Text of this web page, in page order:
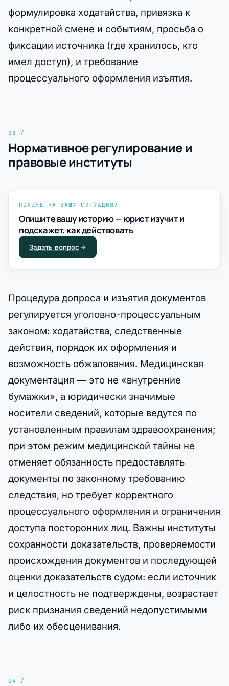
формулировка ходатайства, привязка к
конкретной смене и событиям, просьба о
фиксации источника (где хранилось, кто
имел доступ), и требование
процессуального оформления изъятия.
Нормативное регулирование и
правовые институты
ПОХОЖЕ НА ВАШУ СИТУАЦИЮ?
Опишите вашу историю — юрист изучит и
подскажет, как действовать
Задать вопрос
Процедура допроса и изъятия документов
регулируется уголовно-процессуальным
законом: ходатайства, следственные
действия, порядок их оформления и
возможность обжалования. Медицинская
документация — это не «внутренние
бумажки», а юридически значимые
носители сведений, которые ведутся по
установленным правилам здравоохранения;
при этом режим медицинской тайны не
отменяет обязанность предоставлять
документы по законному требованию
следствия, но требует корректного
процессуального оформления и ограничения
доступа посторонних лиц. Важны институты
сохранности доказательств, проверяемости
происхождения документов и последующей
оценки доказательств судом: если источник
и целостность не подтверждены, возрастает
риск признания сведений недопустимыми
либо их обесценивания.